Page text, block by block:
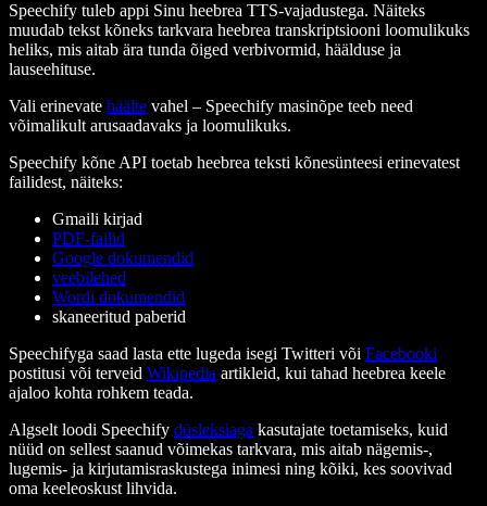
Speechify tuleb appi Sinu heebrea TTS-vajadustega. Näiteks
muudab tekst kõneks tarkvara heebrea transkriptsiooni loomulikuks
heliks, mis aitab ära tunda õiged verbivormid, häälduse ja
lauseehituse.
Vali erinevate häälte vahel – Speechify masinõpe teeb need
võimalikult arusaadavaks ja loomulikuks.
Speechify kõne API toetab heebrea teksti kõnesünteesi erinevatest
failidest, näiteks:
Gmaili kirjad
PDF-failid
Google dokumendid
veebilehed
Wordi dokumendid
skaneeritud paberid
Speechifyga saad lasta ette lugeda isegi Twitteri või Facebooki
postitusi või terveid Wikipedia artikleid, kui tahad heebrea keele
ajaloo kohta rohkem teada.
Algselt loodi Speechify düsleksiaga kasutajate toetamiseks, kuid
nüüd on sellest saanud võimekas tarkvara, mis aitab nägemis-,
lugemis- ja kirjutamisraskustega inimesi ning kõiki, kes soovivad
oma keeleoskust lihvida.